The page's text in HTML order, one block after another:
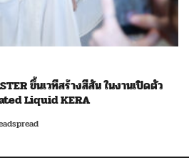
ขึ้นเวทีสร้างสีสัน ในงานเปิดตัว
Liquid KERA